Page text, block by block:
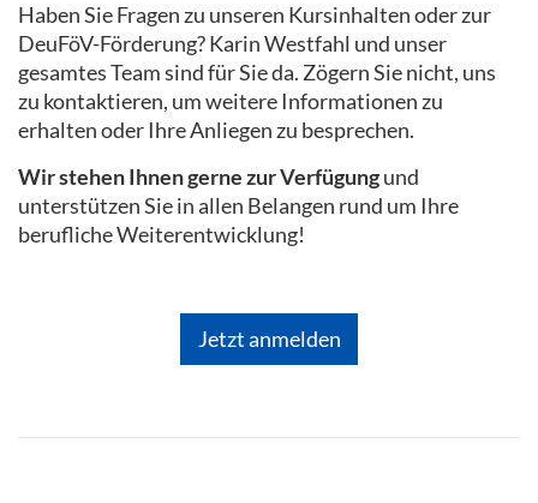
Haben Sie Fragen zu unseren Kursinhalten oder zur
DeuFöV-Förderung? Karin Westfahl und unser
gesamtes Team sind für Sie da. Zögern Sie nicht, uns
zu kontaktieren, um weitere Informationen zu
erhalten oder Ihre Anliegen zu besprechen.
Wir stehen Ihnen gerne zur Verfügungund
unterstützen Sie in allen Belangen rund um Ihre
berufliche Weiterentwicklung!
Jetzt anmelden